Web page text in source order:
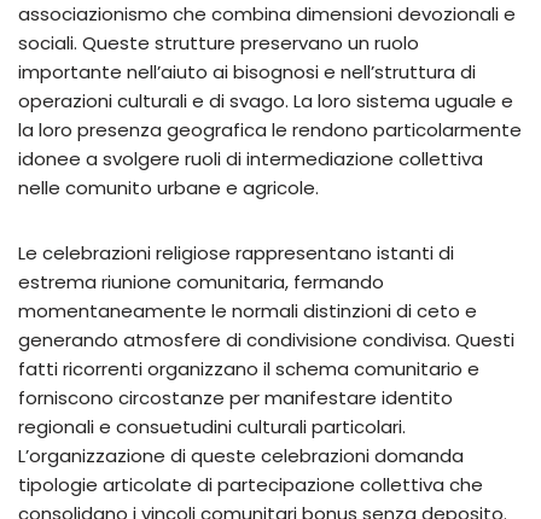
associazionismo che combina dimensioni devozionali e
sociali. Queste strutture preservano un ruolo
importante nell’aiuto ai bisognosi e nell’struttura di
operazioni culturali e di svago. La loro sistema uguale e
la loro presenza geografica le rendono particolarmente
idonee a svolgere ruoli di intermediazione collettiva
nelle comunito urbane e agricole.
Le celebrazioni religiose rappresentano istanti di
estrema riunione comunitaria, fermando
momentaneamente le normali distinzioni di ceto e
generando atmosfere di condivisione condivisa. Questi
fatti ricorrenti organizzano il schema comunitario e
forniscono circostanze per manifestare identito
regionali e consuetudini culturali particolari.
L’organizzazione di queste celebrazioni domanda
tipologie articolate di partecipazione collettiva che
consolidano i vincoli comunitari bonus senza deposito.